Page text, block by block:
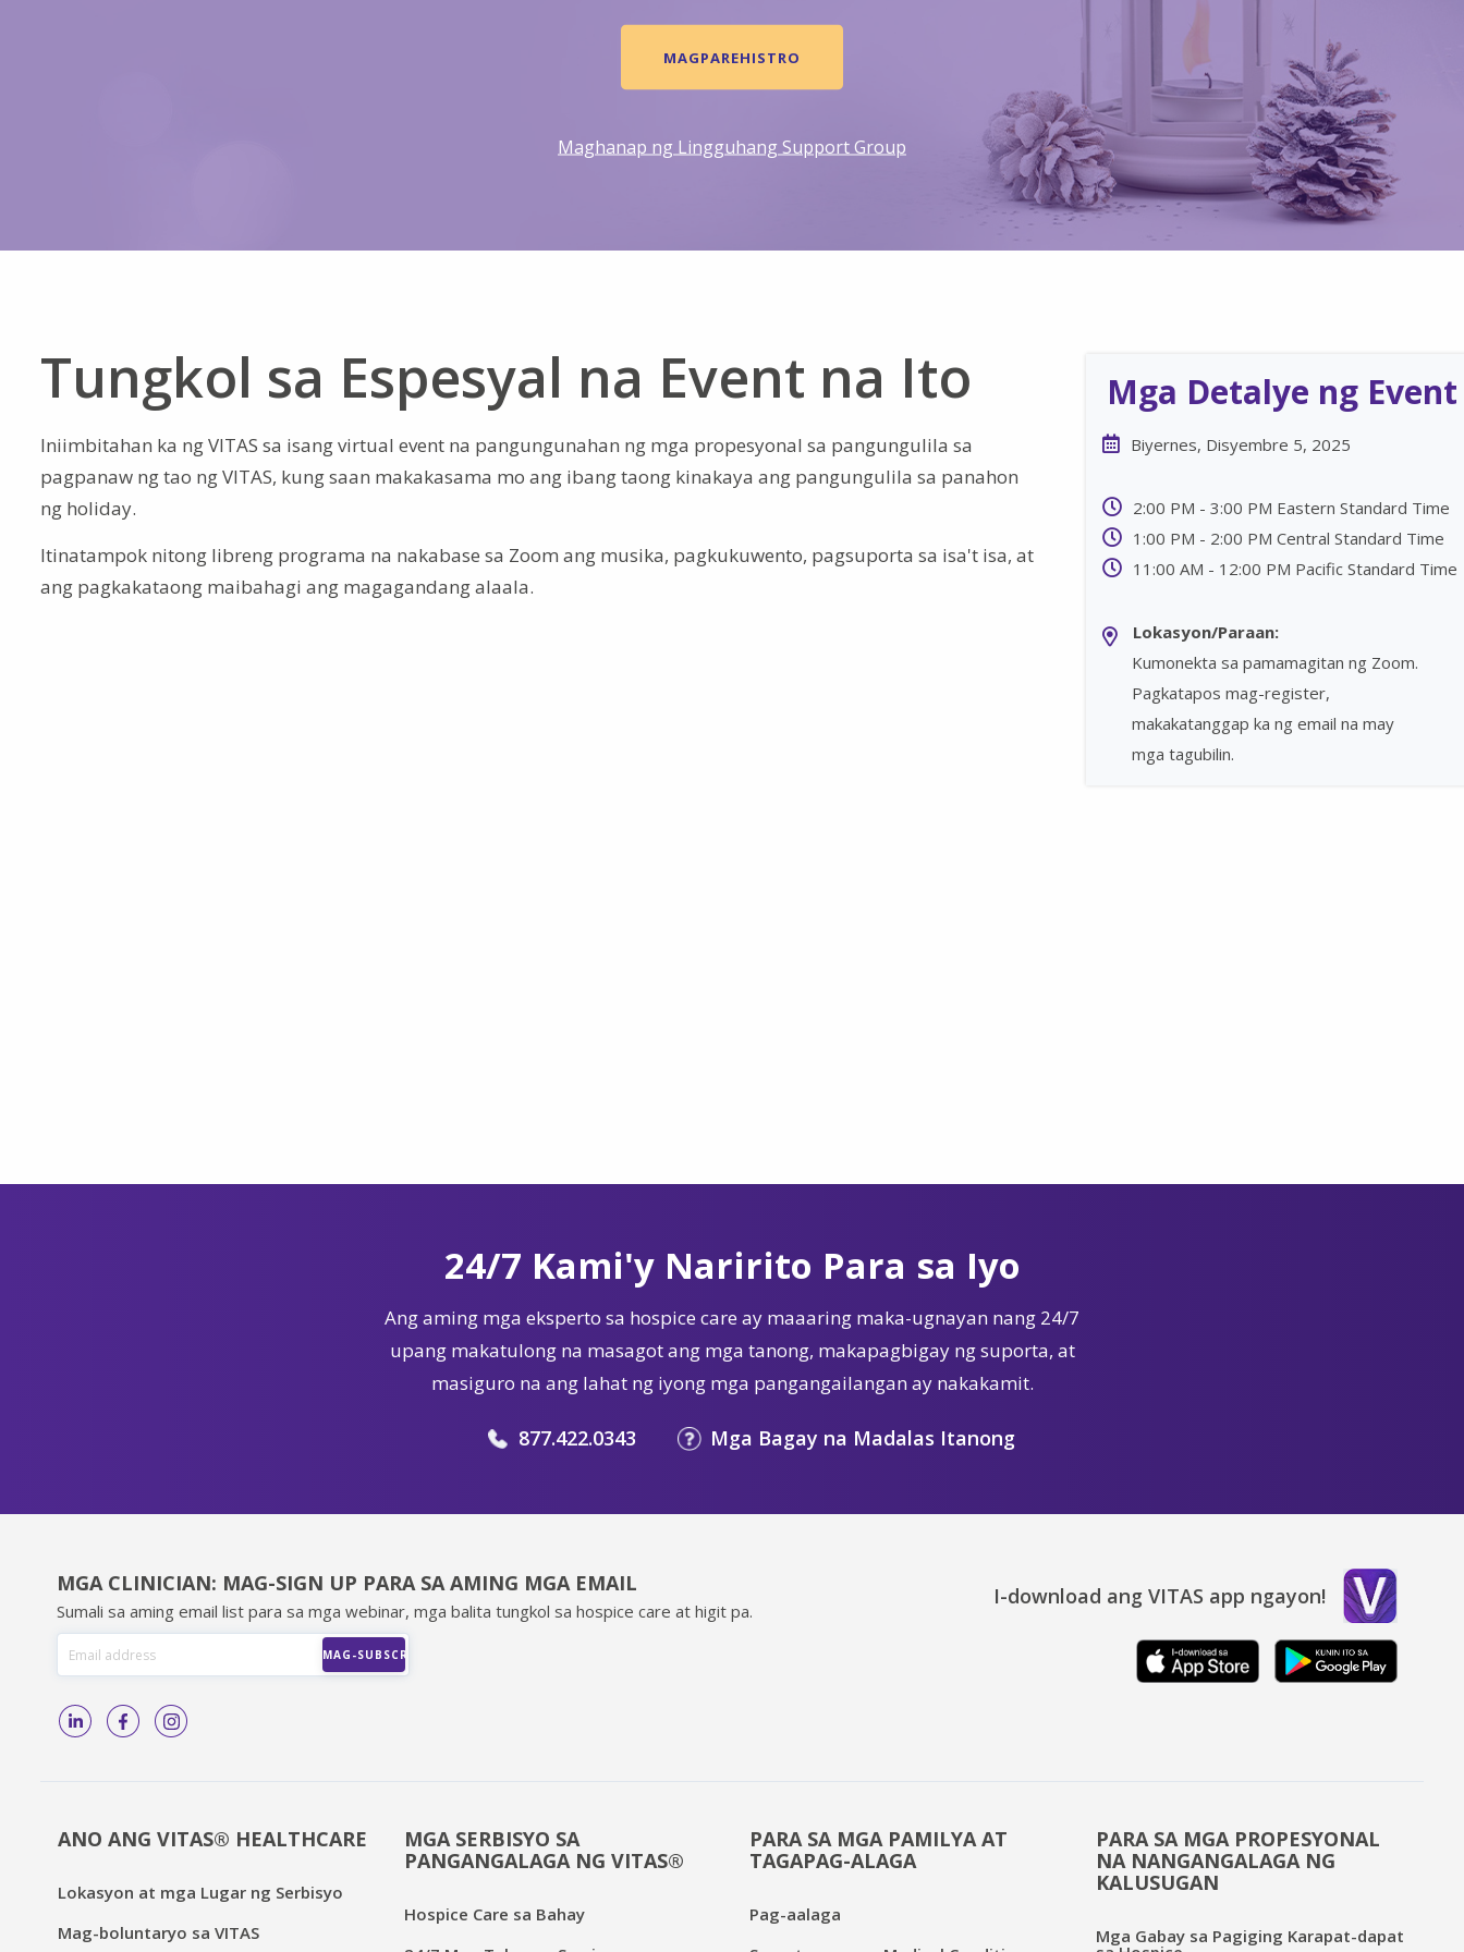
MAGPAREHISTRO
Maghanap ng Lingguhang Support Group
Tungkol sa Espesyal na Event na Ito
Iniimbitahan ka ng VITAS sa isang virtual event na pangungunahan ng mga propesyonal sa pangungulila sa
pagpanaw ng tao ng VITAS, kung saan makakasama mo ang ibang taong kinakaya ang pangungulila sa panahon
ng holiday.
Itinatampok nitong libreng programa na nakabase sa Zoom ang musika, pagkukuwento, pagsuporta sa isa't isa, at
ang pagkakataong maibahagi ang magagandang alaala.
Mga Detalye ng Event
Biyernes, Disyembre 5, 2025
2:00 PM - 3:00 PM Eastern Standard Time
1:00 PM - 2:00 PM Central Standard Time
11:00 AM - 12:00 PM Pacific Standard Time
Lokasyon/Paraan:
Kumonekta sa pamamagitan ng Zoom.
Pagkatapos mag-register,
makakatanggap ka ng email na may
mga tagubilin.
24/7 Kami'y Naririto Para sa Iyo
Ang aming mga eksperto sa hospice care ay maaaring maka-ugnayan nang 24/7
upang makatulong na masagot ang mga tanong, makapagbigay ng suporta, at
masiguro na ang lahat ng iyong mga pangangailangan ay nakakamit.
877.422.0343 Mga Bagay na Madalas Itanong
MGA CLINICIAN: MAG-SIGN UP PARA SA AMING MGA EMAIL
Sumali sa aming email list para sa mga webinar, mga balita tungkol sa hospice care at higit pa.
I-download ang VITAS app ngayon!
ANO ANG VITAS® HEALTHCARE
Lokasyon at mga Lugar ng Serbisyo
Mag-boluntaryo sa VITAS
MGA SERBISYO SA
PANGANGALAGA NG VITAS®
Hospice Care sa Bahay
PARA SA MGA PAMILYA AT
TAGAPAG-ALAGA
Pag-aalaga
PARA SA MGA PROPESYONAL
NA NANGANGALAGA NG
KALUSUGAN
Mga Gabay sa Pagiging Karapat-dapat